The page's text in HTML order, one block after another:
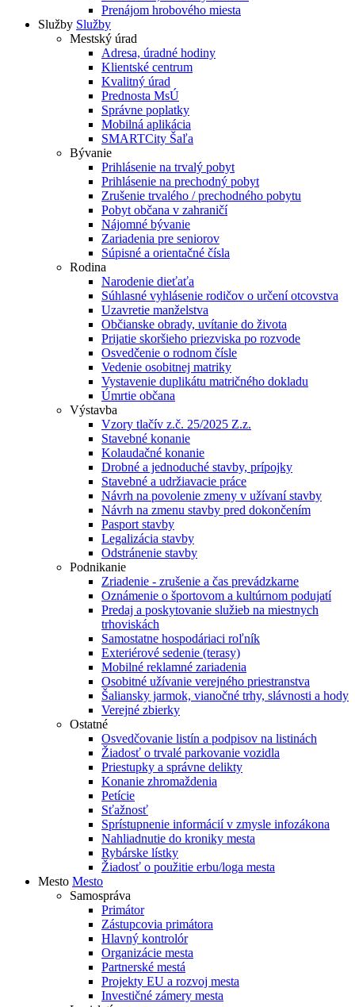
Prenájom hrobového miesta
Služby Služby
Mestský úrad
Adresa, úradné hodiny
Klientské centrum
Kvalitný úrad
Prednosta MsÚ
Správne poplatky
Mobilná aplikácia
SMARTCity Šaľa
Bývanie
Prihlásenie na trvalý pobyt
Prihlásenie na prechodný pobyt
Zrušenie trvalého / prechodného pobytu
Pobyt občana v zahraničí
Nájomné bývanie
Zariadenia pre seniorov
Súpisné a orientačné čísla
Rodina
Narodenie dieťaťa
Súhlasné vyhlásenie rodičov o určení otcovstva
Uzavretie manželstva
Občianske obrady, uvítanie do života
Prijatie skoršieho priezviska po rozvode
Osvedčenie o rodnom čísle
Vedenie osobitnej matriky
Vystavenie duplikátu matričného dokladu
Úmrtie občana
Výstavba
Vzory tlačív z.č. 25/2025 Z.z.
Stavebné konanie
Kolaudačné konanie
Drobné a jednoduché stavby, prípojky
Stavebné a udržiavacie práce
Návrh na povolenie zmeny v užívaní stavby
Návrh na zmenu stavby pred dokončením
Pasport stavby
Legalizácia stavby
Odstránenie stavby
Podnikanie
Zriadenie - zrušenie a čas prevádzkarne
Oznámenie o športovom a kultúrnom podujatí
Predaj a poskytovanie služieb na miestnych
trhoviskách
Samostatne hospodáriaci roľník
Exteriérové sedenie (terasy)
Mobilné reklamné zariadenia
Osobitné užívanie verejného priestranstva
Šaliansky jarmok, vianočné trhy, slávnosti a hody
Verejné zbierky
Ostatné
Osvedčovanie listín a podpisov na listinách
Žiadosť o trvalé parkovanie vozidla
Priestupky a správne delikty
Konanie zhromaždenia
Petície
Sťažnosť
Sprístupnenie informácií v zmysle infozákona
Nahliadnutie do kroniky mesta
Rybárske lístky
Žiadosť o použitie erbu/loga mesta
Mesto Mesto
Samospráva
Primátor
Zástupcovia primátora
Hlavný kontrolór
Organizácie mesta
Partnerské mestá
Projekty EU a rozvoj mesta
Investičné zámery mesta